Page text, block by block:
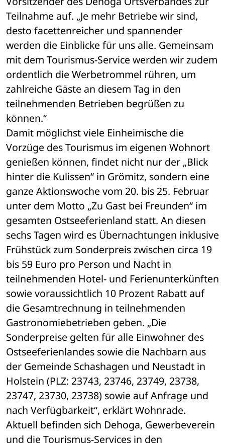
Teilnahme auf. „Je mehr Betriebe wir sind,
desto facettenreicher und spannender
werden die Einblicke für uns alle. Gemeinsam
mit dem Tourismus-Service werden wir zudem
ordentlich die Werbetrommel rühren, um
zahlreiche Gäste an diesem Tag in den
teilnehmenden Betrieben begrüßen zu
können.“
Damit möglichst viele Einheimische die
Vorzüge des Tourismus im eigenen Wohnort
genießen können, findet nicht nur der „Blick
hinter die Kulissen“ in Grömitz, sondern eine
ganze Aktionswoche vom 20. bis 25. Februar
unter dem Motto „Zu Gast bei Freunden“ im
gesamten Ostseeferienland statt. An diesen
sechs Tagen wird es Übernachtungen inklusive
Frühstück zum Sonderpreis zwischen circa 19
bis 59 Euro pro Person und Nacht in
teilnehmenden Hotel- und Ferienunterkünften
sowie voraussichtlich 10 Prozent Rabatt auf
die Gesamtrechnung in teilnehmenden
Gastronomiebetrieben geben. „Die
Sonderpreise gelten für alle Einwohner des
Ostseeferienlandes sowie die Nachbarn aus
der Gemeinde Schashagen und Neustadt in
Holstein (PLZ: 23743, 23746, 23749, 23738,
23747, 23730, 23738) sowie auf Anfrage und
nach Verfügbarkeit“, erklärt Wohnrade.
Aktuell befinden sich Dehoga, Gewerbeverein
und die Tourismus-Services in den